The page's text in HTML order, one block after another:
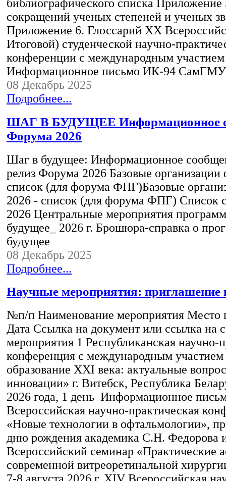
библиографического списка Приложение
сокращений ученых степеней и ученых
Приложение 6. Глоссарий XX
Итоговой) студенческой научно-
конференции c международным
Информационное письмо ИК-94 СамГМУ
08 Декабрь 2025
Подробнее...
ШАГ В БУДУЩЕЕ Информационное
Форума 2026
Шаг в будущее: Информационное
релиз Форума 2026 Базовые
список (для форума ФПГ)Базовые
2026 - список (для форума ФПГ) Список
2026 Центральные мероприятия
будущее_ 2026 г. Брошюра-справка о
будущее
08 Декабрь 2025
Подробнее...
Научные мероприятия: приглашение
№п/п Наименование мероприятия Место
Дата Ссылка на документ или ссылка на
мероприятия 1 Республиканская научно-
конференция с международным
образование XXI века: актуальные
инновации» г. Витебск, Республика
2026 года, 1 день Информационное
Всероссийская научно-практическая
«Новые технологии в офтальмологии»,
дню рождения академика С.Н. Федорова
Всероссийский семинар «Практические
современной витреоретинальной